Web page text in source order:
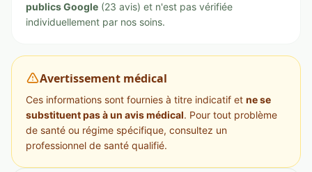
publics Google (23 avis) et n'est pas vérifiée
individuellement par nos soins.
Avertissement médical
Ces informations sont fournies à titre indicatif et ne se
substituent pas à un avis médical. Pour tout problème
de santé ou régime spécifique, consultez un
professionnel de santé qualifié.